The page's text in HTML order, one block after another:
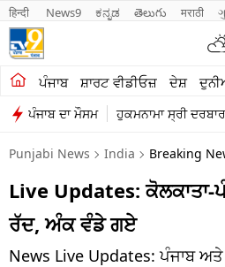
हिन्दी News9 ಕನ್ನಡ తెలుగు मराठी
ਪੰਜਾਬ ਸ਼ਾਰਟ ਵੀਡੀਓਜ਼ ਦੇਸ਼
ਪੰਜਾਬ ਦਾ ਮੌਸਮ ਹੁਕਮਨਾਮਾ ਸ੍ਰੀ
ਖੇਤੀਬਾੜੀ
ਸ਼ਾਰਟ ਵੀਡੀਓਜ਼
ਕਾਰੋਬਾਰ
ਕਰਿਅਰ
ਮਨੋਰੰਜਨ
Punjabi News India Breaking
Live Updates: ਕੋਲਕਾਤਾ-
ਰੱਦ, ਅੰਕ ਵੰਡੇ ਗਏ
News Live Updates: ਪੰਜਾਬ